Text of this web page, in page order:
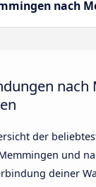
nach
nach
der
und
deiner